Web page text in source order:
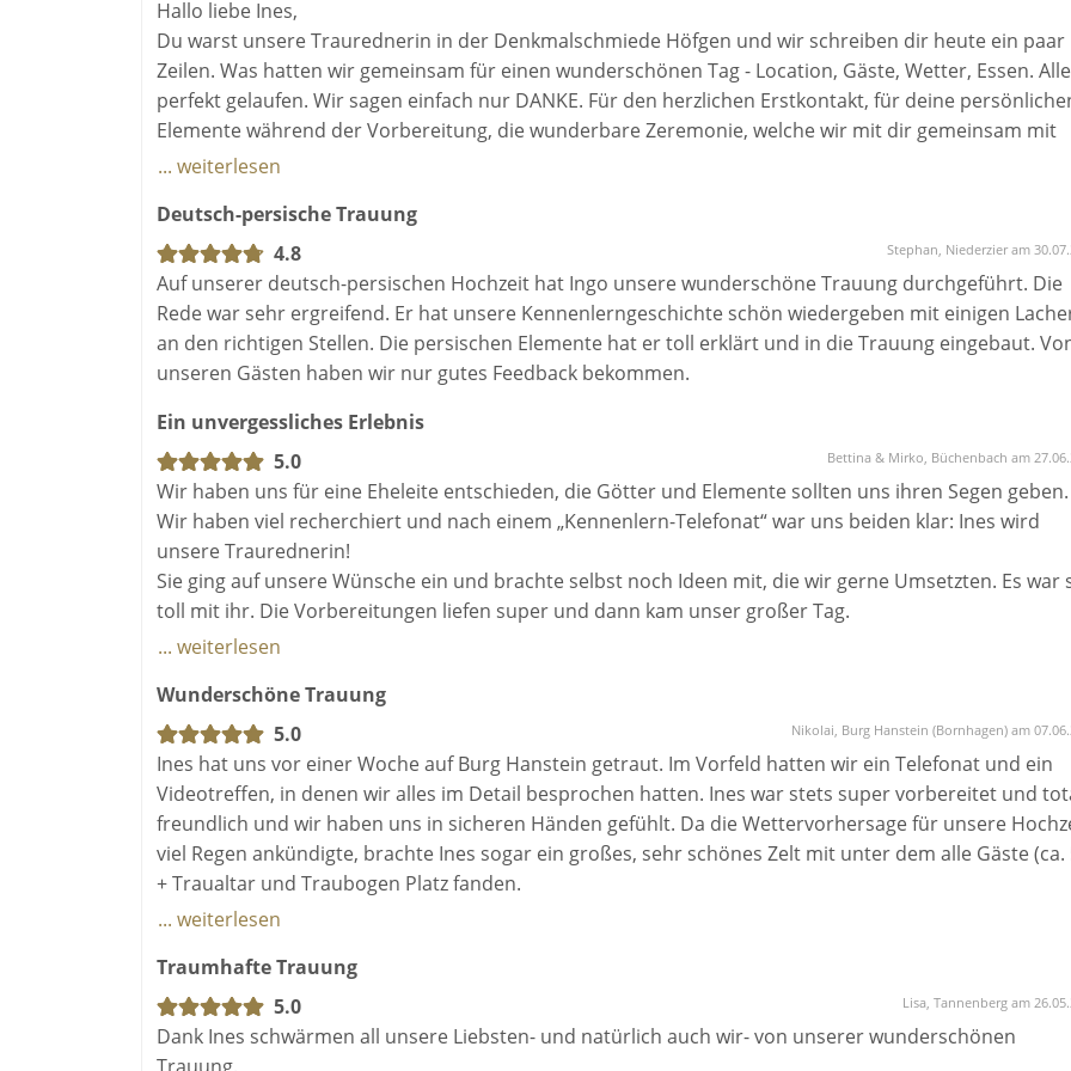
Hallo liebe Ines,
Du warst unsere Traurednerin in der Denkmalschmiede Höfgen und wir schreiben dir heute ein paar
Zeilen. Was hatten wir gemeinsam für einen wunderschönen Tag - Location, Gäste, Wetter, Essen.
perfekt gelaufen. Wir sagen einfach nur DANKE. Für den herzlichen Erstkontakt, für deine
Elemente während der Vorbereitung, die wunderbare Zeremonie, welche wir mit dir gemeinsam mit
unsere Wünsche gefüllt haben. Am Hochzeitstag selbst hast du uns mit deiner unaufgeregten
Kurzum - wir sind sehr glücklich dass sich unsere Wege gekreuzt haben und können uns keine bessere
Zeremonienmeisterin für unsere Hochzeit vorstellen.
Wir wünschen dir weiterhin viel Erfolg mit deiner Agentur und können nur jedem empfehlen deine
Kompetenzen in Anspruch zu nehmen. Es war rundum super!
... weiterlesen
Deutsch-persische Trauung
4.8
Stephan, Niederzier am
Auf unserer deutsch-persischen Hochzeit hat Ingo unsere wunderschöne Trauung durchgeführt. Die
Rede war sehr ergreifend. Er hat unsere Kennenlerngeschichte schön wiedergeben mit einigen
an den richtigen Stellen. Die persischen Elemente hat er toll erklärt und in die Trauung eingebaut.
unseren Gästen haben wir nur gutes Feedback bekommen.
Ein unvergessliches Erlebnis
5.0
Bettina & Mirko, Büchenbach am
Wir haben uns für eine Eheleite entschieden, die Götter und Elemente sollten uns ihren Segen geben.
Wir haben viel recherchiert und nach einem „Kennenlern-Telefonat“ war uns beiden klar: Ines wird
unsere Traurednerin!
Sie ging auf unsere Wünsche ein und brachte selbst noch Ideen mit, die wir gerne Umsetzten. Es war
toll mit ihr. Die Vorbereitungen liefen super und dann kam unser großer Tag.
Aufregung pur! Ines kam dann und wir sahen uns - außer über Skype - das erste mal persönlich. Sie
Dann wurde die Zeremonie abgehalten. Wir hatten das Gefühl, dass Ines ein Teil unserer Sippe ist. Sie
sprach viele mit Namen an, die Sie an diesem Tag erst kennengelernt hatte. Somit machte es die
Sache noch familiärer. Nach der Zeremonie kam Sie dann noch auf nen Kaffee mit. Heute tut es uns
dass wir nicht mehr Zeit mit Ines verbringen konnten, da dann doch viel los war. Ines ist ein
Herzmensch! Wir können Ines auf jeden Fall weiterempfehlen und behalten Sie auch im Auge, wenn
vielleicht eine Erneuerung unseres Gelübdes planen.
... weiterlesen
Wunderschöne Trauung
5.0
Nikolai, Burg Hanstein (Bornhagen) am
Ines hat uns vor einer Woche auf Burg Hanstein getraut. Im Vorfeld hatten wir ein Telefonat und ein
Videotreffen, in denen wir alles im Detail besprochen hatten. Ines war stets super vorbereitet und
freundlich und wir haben uns in sicheren Händen gefühlt. Da die Wettervorhersage für unsere
viel Regen ankündigte, brachte Ines sogar ein großes, sehr schönes Zelt mit unter dem alle Gäste (ca.
+ Traualtar und Traubogen Platz fanden.
passte perfekt.
Unsere Hochzeit wird uns so immer in Erinnerung bleiben. Auch unsere Gäste waren begeistert. Viele
sagten, dass sie selten so eine schöne Trauung erlebt hätten.
... weiterlesen
Traumhafte Trauung
5.0
Lisa, Tannenberg am
Dank Ines schwärmen all unsere Liebsten- und natürlich auch wir- von unserer wunderschönen